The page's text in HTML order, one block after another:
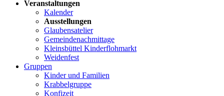
Veranstaltungen
Kalender
Ausstellungen
Glaubensatelier
Gemeindenachmittage
Kleinsbüttel Kinder­flohmarkt
Weidenfest
Gruppen
Kinder und Familien
Krabbelgruppe
Konfizeit